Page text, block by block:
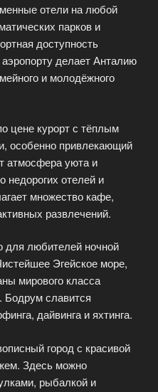
отели на любой
парков и
доступность
делает Анталию
и молодёжного
цене курорт с тёплым
особенно привлекающий
атмосфера уюта и
недорогих отелей и
множество кафе,
развлечений.
любителей ночной
Эгейское море,
мирового класса
славится
дайвинга и яхтинга.
город с красивой
Здесь можно
рыбалкой и